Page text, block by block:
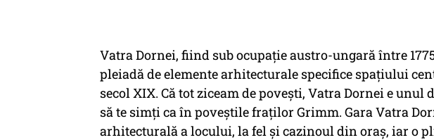
Vatra Dornei, fiind sub ocupație austro-ungară între 1775
pleiadă de elemente arhitecturale specifice spațiului
secol XIX. Că tot ziceam de povești, Vatra Dornei e unul
să te simți ca în poveștile fraților Grimm. Gara Vatra
arhitecturală a locului, la fel și cazinoul din oraș, iar o